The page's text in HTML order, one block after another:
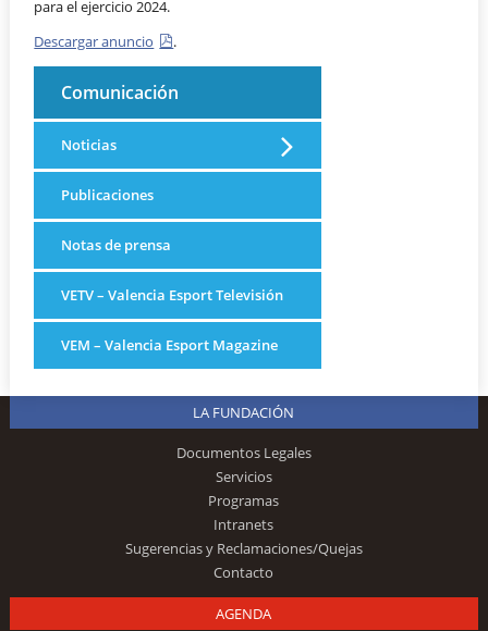
para el ejercicio 2024.
Descargar anuncio
.
Comunicación
Noticias
Publicaciones
Notas de prensa
VETV – Valencia Esport Televisión
VEM – Valencia Esport Magazine
LA FUNDACIÓN
Documentos Legales
Servicios
Programas
Intranets
Sugerencias y Reclamaciones/Quejas
Contacto
AGENDA